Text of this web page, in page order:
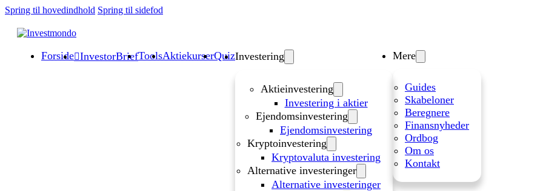
Spring til hovedindhold Spring til sidefod
Forside InvestorBriefToolsAktiekurserQuizInvestering
Aktieinvestering
Investering i aktier
Ejendomsinvestering
Ejendomsinvestering
Kryptoinvestering
Kryptovaluta investering
Alternative investeringer
Alternative investeringer
Mere
Guides
Skabeloner
Beregnere
Finansnyheder
Ordbog
Om os
Kontakt